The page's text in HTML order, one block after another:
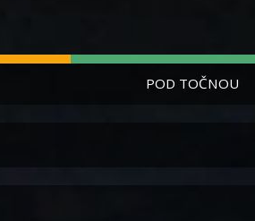
POD TOČNOU